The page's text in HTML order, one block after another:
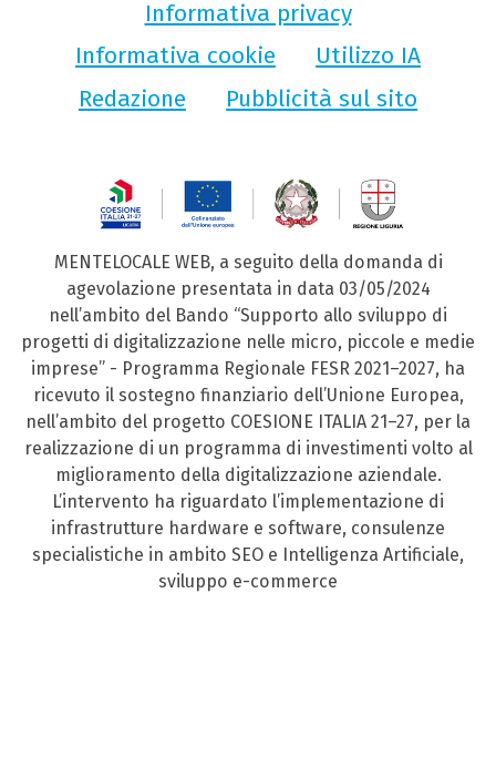
Informativa privacy
Informativa cookie
Utilizzo IA
Redazione
Pubblicità sul sito
MENTELOCALE WEB, a seguito della domanda di
agevolazione presentata in data 03/05/2024
nell’ambito del Bando “Supporto allo sviluppo di
progetti di digitalizzazione nelle micro, piccole e medie
imprese” - Programma Regionale FESR 2021–2027, ha
ricevuto il sostegno finanziario dell’Unione Europea,
nell’ambito del progetto COESIONE ITALIA 21–27, per la
realizzazione di un programma di investimenti volto al
miglioramento della digitalizzazione aziendale.
L’intervento ha riguardato l’implementazione di
infrastrutture hardware e software, consulenze
specialistiche in ambito SEO e Intelligenza Artificiale,
sviluppo e-commerce